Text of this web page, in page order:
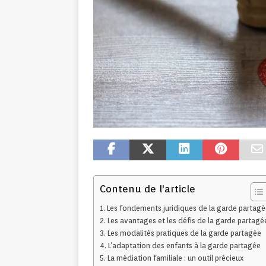
Contenu de l'article
Les fondements juridiques de la garde
Les avantages et les défis de la garde
Les modalités pratiques de la garde partagée
L’adaptation des enfants à la garde partagée
La médiation familiale : un outil précieux